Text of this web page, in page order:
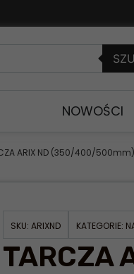
NOWOŚCI
ARIX ND (350/400/500mm)
SKU:ARIXND KATEGORIE:
TARCZA